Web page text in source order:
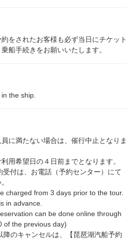
をされたお客様も必ず当日にチケット
船手続きをお願いいたします。
the ship.
に満たない場合は、催行中止となりま
用希望日の４日前までとなります。
受付は、お電話（予約センター）にて
charged from 3 days prior to the tour.
in advance.
can be done online through
of the previous day)
降のキャンセルは、【琵琶湖汽船予約